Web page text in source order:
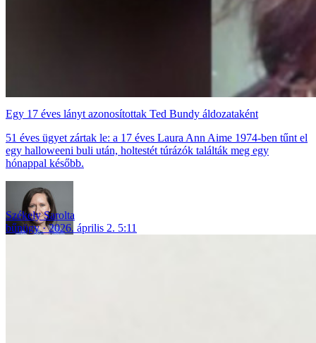
Egy 17 éves lányt azonosítottak Ted Bundy áldozataként
51 éves ügyet zártak le: a 17 éves Laura Ann Aime 1974-ben tűnt el
egy halloweeni buli után, holtestét túrázók találták meg egy
hónappal később.
Székely Sarolta
bűnügy
2026. április 2. 5:11